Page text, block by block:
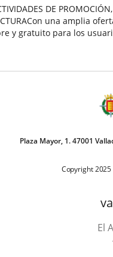
DE
una amplia
y gratuito para los
Plaza Mayor, 1. 47001
Copyright
El